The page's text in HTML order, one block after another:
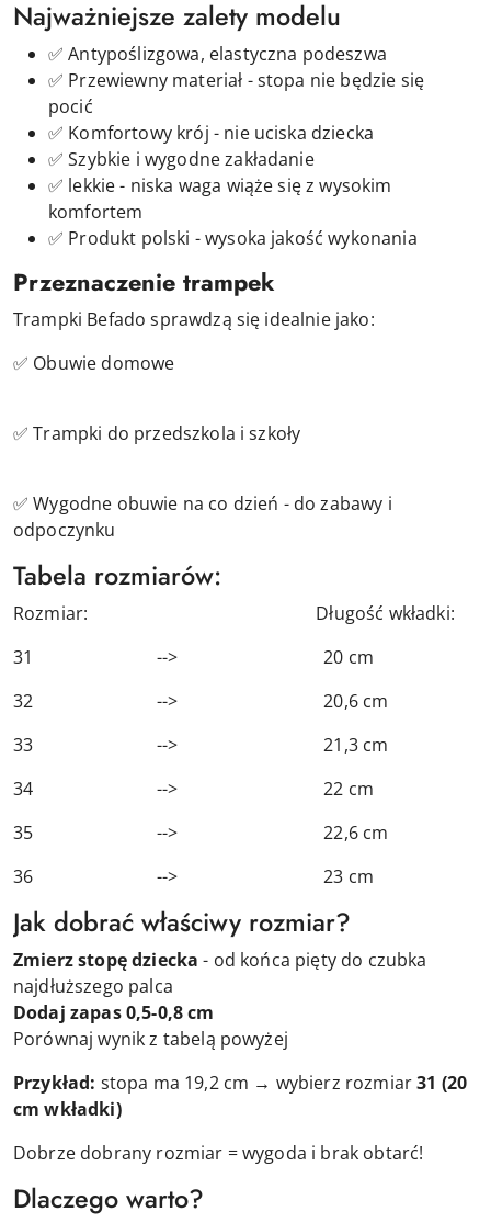
Najważniejsze zalety modelu
✅ Antypoślizgowa, elastyczna podeszwa
✅ Przewiewny materiał - stopa nie będzie się
pocić
✅ Komfortowy krój - nie uciska dziecka
✅ Szybkie i wygodne zakładanie
✅ lekkie - niska waga wiąże się z wysokim
komfortem
✅ Produkt polski - wysoka jakość wykonania
Przeznaczenie trampek
Trampki Befado sprawdzą się idealnie jako:
✅ Obuwie domowe
✅ Trampki do przedszkola i szkoły
✅ Wygodne obuwie na co dzień - do zabawy i
odpoczynku
Tabela rozmiarów:
Rozmiar: Długość wkładki:
31 --> 20 cm
32 --> 20,6 cm
33 --> 21,3 cm
34 --> 22 cm
35 --> 22,6 cm
36 --> 23 cm
Jak dobrać właściwy rozmiar?
Zmierz stopę dziecka - od końca pięty do czubka
najdłuższego palca
Dodaj zapas 0,5-0,8 cm
Porównaj wynik z tabelą powyżej
Przykład: stopa ma 19,2 cm → wybierz rozmiar31 (20
cm wkładki)
Dobrze dobrany rozmiar = wygoda i brak obtarć!
Dlaczego warto?